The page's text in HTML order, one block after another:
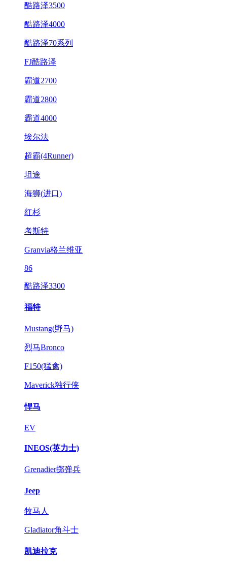
酷路泽3500
酷路泽4000
酷路泽70系列
FJ酷路泽
霸道2700
霸道2800
霸道4000
埃尔法
超霸(4Runner)
坦途
海狮(进口)
红杉
考斯特
Granvia格兰维亚
86
酷路泽3300
福特
Mustang(野马)
烈马Bronco
F150(猛禽)
Maverick独行侠
悍马
EV
INEOS(英力士)
Grenadier掷弹兵
Jeep
牧马人
Gladiator角斗士
凯迪拉克